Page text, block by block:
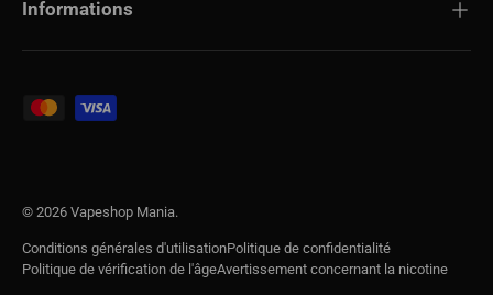
Informations
Modes de paiement acceptés
© 2026 Vapeshop Mania.
Conditions générales d'utilisationPolitique de confidentialité
Politique de vérification de l'âgeAvertissement concernant la nicotine